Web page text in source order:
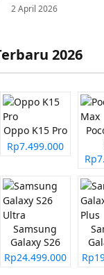
2 April 2026
2026
Oppo K15 Pro
Rp7.499.000
Samsung
Galaxy S26
Ultra
Rp24.499.000